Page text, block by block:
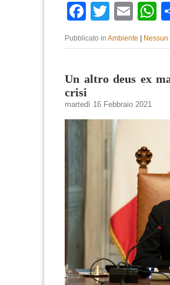
Facebook
Twitter
Pubblicato in Ambiente
Un altro deus ex
crisi
martedì 16 Febbraio 2021